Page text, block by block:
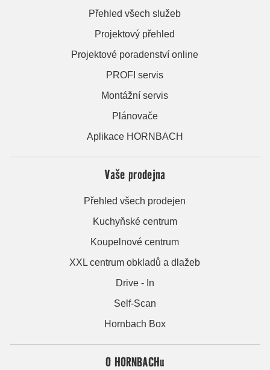
Přehled všech služeb
Projektový přehled
Projektové poradenství online
PROFI servis
Montážní servis
Plánovače
Aplikace HORNBACH
Vaše prodejna
Přehled všech prodejen
Kuchyňské centrum
Koupelnové centrum
XXL centrum obkladů a dlažeb
Drive - In
Self-Scan
Hornbach Box
O HORNBACHu